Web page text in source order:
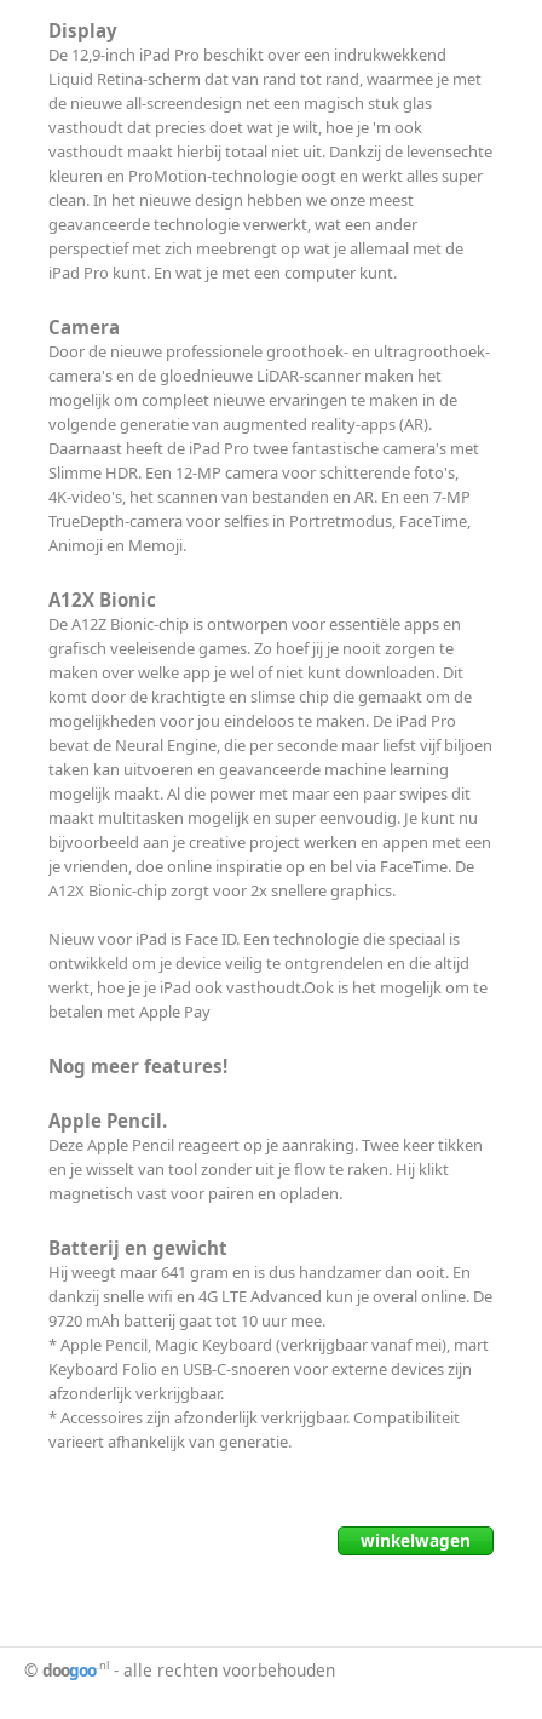
Display
De 12,9‑inch iPad Pro beschikt over een indrukwekkend
Liquid Retina-scherm dat van rand tot rand, waarmee je met
de nieuwe all‑screen­design net een magisch stuk glas
vasthoudt dat precies doet wat je wilt, hoe je 'm ook
vasthoudt maakt hierbij totaal niet uit. Dankzij de levens­echte
kleuren en ProMotion-technologie oogt en werkt alles super
clean. In het nieuwe design hebben we onze meest
geavanceerde technologie verwerkt, wat een ander
perspectief met zich meebrengt op wat je allemaal met de
iPad Pro kunt. En wat je met een computer kunt.
Camera
Door de nieuwe professionele groothoek- en ultragroothoek-
camera's en de gloednieuwe LiDAR-scanner maken het
mogelijk om compleet nieuwe ervaringen te maken in de
volgende generatie van augmented reality-apps (AR).
Daarnaast heeft de iPad Pro twee fantastische camera's met
Slimme HDR. Een 12‑MP camera voor schitterende foto's,
4K‑video's, het scannen van bestanden en AR. En een 7-MP
TrueDepth-camera voor selfies in Portretmodus, FaceTime,
Animoji en Memoji.
A12X Bionic
De A12Z Bionic-chip is ontworpen voor essentiële apps en
grafisch veeleisende games. Zo hoef jij je nooit zorgen te
maken over welke app je wel of niet kunt downloaden. Dit
komt door de krachtigte en slimse chip die gemaakt om de
mogelijkheden voor jou eindeloos te maken. De iPad Pro
bevat de Neural Engine, die per seconde maar liefst vijf biljoen
taken kan uitvoeren en geavanceerde machine learning
mogelijk maakt. Al die power met maar een paar swipes dit
maakt multitasken mogelijk en super eenvoudig. Je kunt nu
bijvoorbeeld aan je creative project werken en appen met een
je vrienden, doe online inspiratie op en bel via FaceTime. De
A12X Bionic-chip zorgt voor 2x snellere graphics.
Nieuw voor iPad is Face ID. Een technologie die speciaal is
ontwikkeld om je device veilig te ontgrendelen en die altijd
werkt, hoe je je iPad ook vasthoudt.Ook is het mogelijk om te
betalen met Apple Pay
Nog meer features!
Apple Pencil.
Deze Apple Pencil reageert op je aanraking. Twee keer tikken
en je wisselt van tool zonder uit je flow te raken. Hij klikt
magnetisch vast voor pairen en opladen.
Batterij en gewicht
Hij weegt maar 641 gram en is dus handzamer dan ooit. En
dankzij snelle wifi en 4G LTE Advanced kun je overal online. De
9720 mAh batterij gaat tot 10 uur mee.
* Apple Pencil, Magic Keyboard (verkrijgbaar vanaf mei), mart
Keyboard Folio en USB‑C-snoeren voor externe devices zijn
afzonderlijk verkrijgbaar.
* Accessoires zijn afzonderlijk verkrijgbaar. Compatibiliteit
varieert afhankelijk van generatie.
winkelwagen
© doogoo.nl - alle rechten voorbehouden